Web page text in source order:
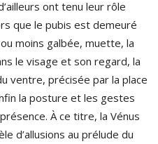
ont tenu leur rôle
que le pubis est demeuré
moins galbée, muette, la
le visage et son regard, la
ventre, précisée par la place
la posture et les gestes
À ce titre, la Vénus
d’allusions au prélude du